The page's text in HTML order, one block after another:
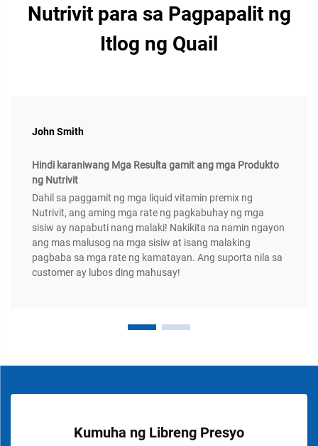
Nutrivit para sa Pagpapalit ng
Itlog ng Quail
John Smith
Hindi karaniwang Mga Resulta gamit ang mga Produkto
ng Nutrivit
Dahil sa paggamit ng mga liquid vitamin premix ng
Nutrivit, ang aming mga rate ng pagkabuhay ng mga
sisiw ay napabuti nang malaki! Nakikita na namin ngayon
ang mas malusog na mga sisiw at isang malaking
pagbaba sa mga rate ng kamatayan. Ang suporta nila sa
customer ay lubos ding mahusay!
Kumuha ng Libreng Presyo